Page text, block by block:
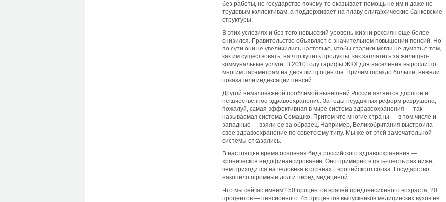
без работы, но государство почему-то оказывает помощь не им и даже не
трудовым коллективам, а поддерживает на плаву олигархические банковские
структуры.
В этих условиях и без того невысокий уровень жизни россиян еще более
снизился. Правительство объявляет о значительном повышении пенсий. Но
по сути они не увеличились настолько, чтобы старики могли не думать о том,
как им существовать, на что купить продукты, как заплатить за жилищно-
коммунальные услуги. В 2010 году тарифы ЖКХ для населения выросли по
многим параметрам на десятки процентов. Причем гораздо больше, нежели
показатели индексации пенсий.
Другой немаловажной проблемой нынешней России является дорогое и
некачественное здравоохранение. За годы неудачных реформ разрушена,
пожалуй, самая эффективная в мире система здравоохранения — так
называемая система Семашко. Притом что многие страны — в том числе и
западные — взяли ее за образец. Например, Великобритания выстроила
свое здравоохранение по советскому типу. Мы же от этой замечательной
системы отказались.
В настоящее время основная беда российского здравоохранения —
хроническое недофинансирование. Оно примерно в пять-шесть раз ниже,
чем приходится на человека в странах Европейского союза. Государство
накопило огромные долги перед медициной.
Что мы сейчас имеем? 50 процентов врачей предпенсионного возраста, 20
процентов — пенсионного. 45 процентов выпускников медицинских вузов не